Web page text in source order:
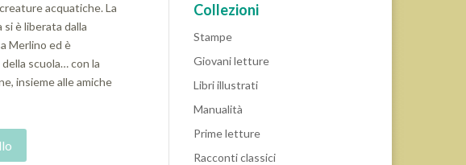
acquatiche. La
si è liberata dalla
Merlino ed è
scuola… con la
insieme alle amiche
Collezioni
Stampe
Giovani letture
Libri illustrati
Manualità
Prime letture
Racconti classici